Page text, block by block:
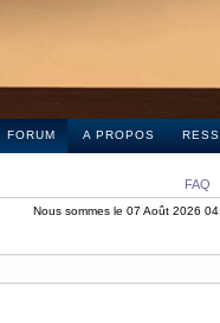
FORUM A PROPOS
FAQ
Nous sommes le 07 Août 2026